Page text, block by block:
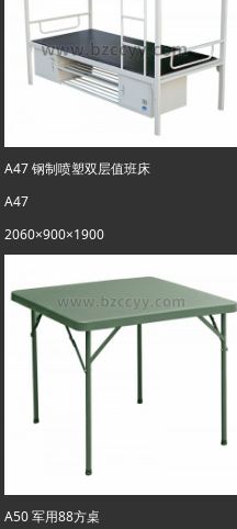
A47 钢制喷塑双层值班床
A47
2060×900×1900
A50 军用88方桌